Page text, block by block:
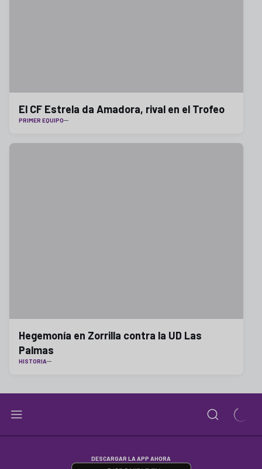
El CF Estrela da Amadora, rival en el Trofeo
PRIMER EQUIPO
Hegemonía en Zorrilla contra la UD Las
Palmas
HISTORIA
DESCARGAR LA APP AHORA